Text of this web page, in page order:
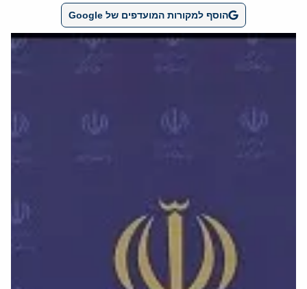
הוסף למקורות המועדפים של Google